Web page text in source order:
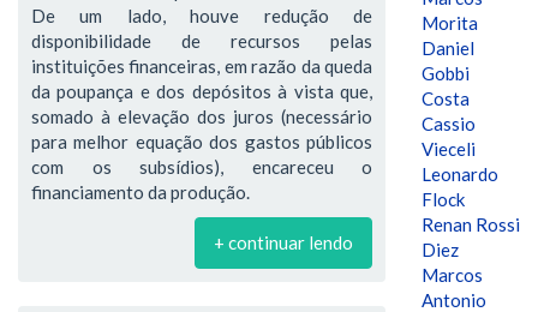
De um lado, houve redução de
disponibilidade de recursos pelas
instituições financeiras, em razão da queda
da poupança e dos depósitos à vista que,
somado à elevação dos juros (necessário
para melhor equação dos gastos públicos
com os subsídios), encareceu o
financiamento da produção.
+ continuar lendo
Morita
Daniel
Gobbi
Costa
Cassio
Vieceli
Leonardo
Flock
Renan Rossi
Diez
Marcos
Antonio